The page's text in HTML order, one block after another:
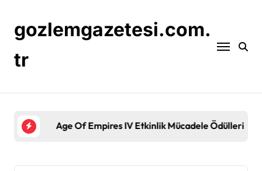
contentgozlemgazetesi.com.
tr
Age Of Empires IV Etkinlik Mücadele Ödülleri: